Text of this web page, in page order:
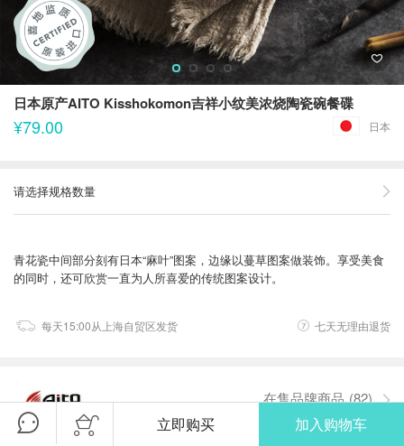
日本原产AITO Kisshokomon吉祥小纹美浓烧陶瓷碗餐碟
¥79.00 日本
请选择规格数量
青花瓷中间部分刻有日本“麻叶”图案，边缘以蔓草图案做装饰。享受美食
的同时，还可欣赏一直为人所喜爱的传统图案设计。
每天15:00从上海自贸区发货 七天无理由退货
在售品牌商品 (82)
立即购买 加入购物车